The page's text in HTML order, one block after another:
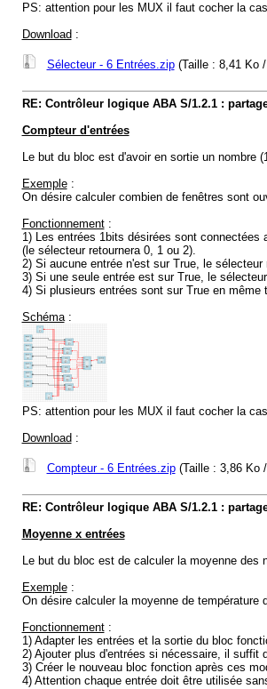
PS: attention pour les MUX il faut cocher la
Download :
Sélecteur - 6 Entrées.zip(Taille : 8,41 Ko
RE: Contrôleur logique ABA S/1.2.1 :
Compteur d'entrées
Le but du bloc est d'avoir en sortie un nombre
Exemple:
On désire calculer combien de fenêtres sont
Fonctionnement:
1) Les entrées 1bits désirées sont
(le sélecteur retournera 0, 1 ou 2).
2) Si aucune entrée n'est sur True, le sélecteur
3) Si une seule entrée est sur True, le
4) Si plusieurs entrées sont sur True en
Schéma:
PS: attention pour les MUX il faut cocher la
Download :
Compteur - 6 Entrées.zip(Taille : 3,86 Ko
RE: Contrôleur logique ABA S/1.2.1 :
Moyenne x entrées
Le but du bloc est de calculer la moyenne
Exemple:
On désire calculer la moyenne de température
Fonctionnement:
1) Adapter les entrées et la sortie du bloc
2) Ajouter plus d'entrées si nécessaire, il suffit
3) Créer le nouveau bloc fonction après ces
4) Attention chaque entrée doit être utilisée